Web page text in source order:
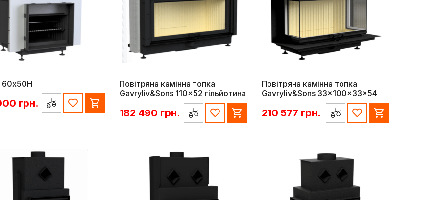
60x50H
грн.
Повітряна камінна топка
Gavryliv&Sons 110×52 гільйотина
182 490 грн.
Повітряна камінна топка
Gavryliv&Sons 33x100x33x54
210 577 грн.